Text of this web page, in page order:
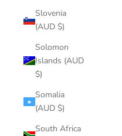
Slovenia
(AUD $)
Solomon
Islands (AUD
$)
Somalia
(AUD $)
South Africa